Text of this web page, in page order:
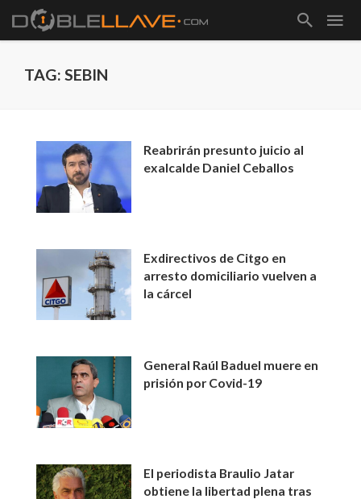
TAG: SEBIN
Reabrirán presunto juicio al
exalcalde Daniel Ceballos
Exdirectivos de Citgo en
arresto domiciliario vuelven a
la cárcel
General Raúl Baduel muere en
prisión por Covid-19
El periodista Braulio Jatar
obtiene la libertad plena tras